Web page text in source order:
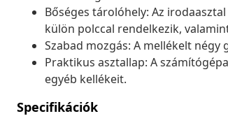
Bőséges tárolóhely: Az
külön polccal rendelkezik,
Szabad mozgás: A mellékelt
Praktikus asztallap: A
egyéb kellékeit.
Specifikációk